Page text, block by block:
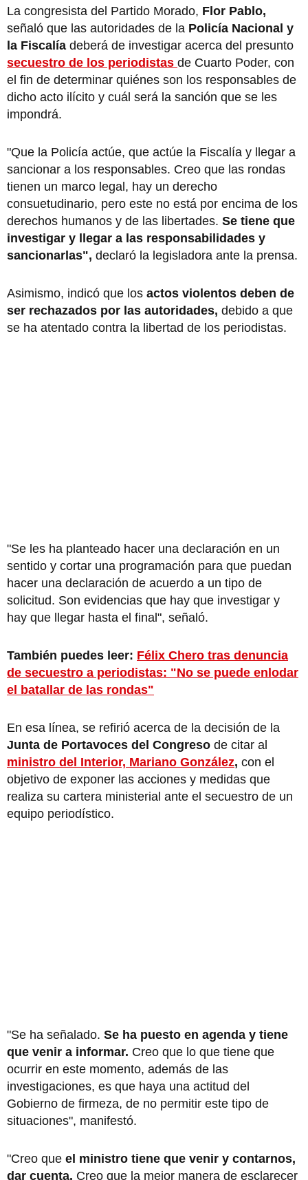
La congresista del Partido Morado, Flor Pablo,
señaló que las autoridades de la Policía Nacional y
la Fiscalía deberá de investigar acerca del presunto
secuestro de los periodistas de Cuarto Poder, con
el fin de determinar quiénes son los responsables de
dicho acto ilícito y cuál será la sanción que se les
impondrá.
"Que la Policía actúe, que actúe la Fiscalía y llegar a
sancionar a los responsables. Creo que las rondas
tienen un marco legal, hay un derecho
consuetudinario, pero este no está por encima de los
derechos humanos y de las libertades. Se tiene que
investigar y llegar a las responsabilidades y
sancionarlas", declaró la legisladora ante la prensa.
Asimismo, indicó que los actos violentos deben de
ser rechazados por las autoridades, debido a que
se ha atentado contra la libertad de los periodistas.
"Se les ha planteado hacer una declaración en un
sentido y cortar una programación para que puedan
hacer una declaración de acuerdo a un tipo de
solicitud. Son evidencias que hay que investigar y
hay que llegar hasta el final", señaló.
También puedes leer: Félix Chero tras denuncia
de secuestro a periodistas: "No se puede enlodar
el batallar de las rondas"
En esa línea, se refirió acerca de la decisión de la
Junta de Portavoces del Congreso de citar al
ministro del Interior, Mariano González, con el
objetivo de exponer las acciones y medidas que
realiza su cartera ministerial ante el secuestro de un
equipo periodístico.
"Se ha señalado. Se ha puesto en agenda y tiene
que venir a informar. Creo que lo que tiene que
ocurrir en este momento, además de las
investigaciones, es que haya una actitud del
Gobierno de firmeza, de no permitir este tipo de
situaciones", manifestó.
"Creo que el ministro tiene que venir y contarnos,
dar cuenta. Creo que la mejor manera de esclarecer